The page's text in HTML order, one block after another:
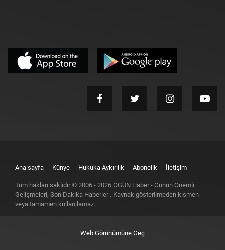
Ana sayfa Künye Hukuka Aykırılık Abonelik İletişim
Tüm hakları saklıdır © 2006 - 2026 OGÜN Haber - Günün Önemli
Gelişmeleri, Son Dakika Haberler . Kaynak gösterilmeden kısmen
veya tamamen kullanılamaz.
Web Görünümüne Geç